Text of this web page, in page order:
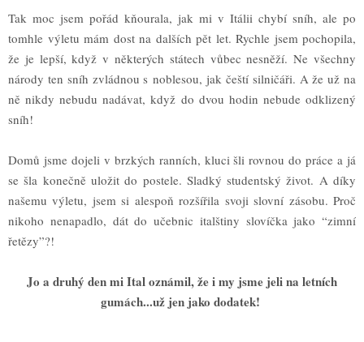
Tak moc jsem pořád kňourala, jak mi v Itálii chybí sníh, ale po
tomhle výletu mám dost na dalších pět let. Rychle jsem pochopila,
že je lepší, kdyžv některých státech vůbec nesněží. Ne všechny
národy ten sníh zvládnou snoblesou, jak čeští silničáři. Aže užna
něnikdy nebudu nadávat, když do dvou hodin nebude odklizený
sníh!
Domů jsme dojeli v brzkých ranních, klucišli rovnou do práce a já
sešla konečně uložit do postele. Sladkýstudentský život. A díky
našemu výletu, jsem si alespoňrozšířila svoji slovní zásobu. Proč
nikoho nenapadlo, dát do učebnic italštiny slovíčka jako “zimní
řetězy”?!
Jo a druhý den mi Ital oznámil, že i my jsme jeli na letních
gumách...už jen jako dodatek!